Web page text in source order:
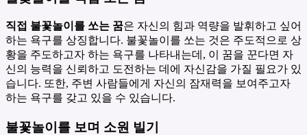
직접 불꽃놀이를 쏘는 꿈은 자신의 힘과 역량을 발휘하고 싶어
하는 욕구를 상징합니다. 불꽃놀이를 쏘는 것은 주도적으로 상
황을 주도하고자 하는 욕구를 나타내는데, 이 꿈을 꾼다면 자
신의 능력을 신뢰하고 도전하는 데에 자신감을 가질 필요가 있
습니다. 또한, 주변 사람들에게 자신의 잠재력을 보여주고자
하는 욕구를 갖고 있을 수 있습니다.
불꽃놀이를 보며 소원 빌기